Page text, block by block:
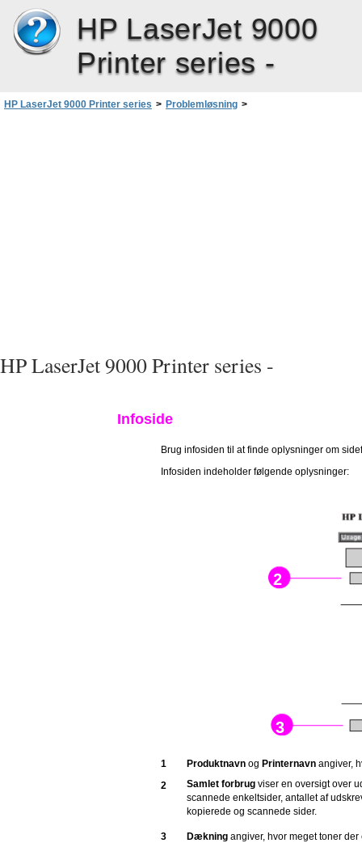
HP LaserJet 9000
Printer series -
HP LaserJet 9000 Printer series > Problemløsning >
HP LaserJet 9000 Printer series -
Infoside
Brug infosiden til at finde oplysninger om
Infosiden indeholder følgende oplysninger:
1 Produktnavn og Printernavn angiver,
2
Samlet forbrug viser en oversigt over
scannede enkeltsider, antallet af
kopierede og scannede sider.
3 Dækning angiver, hvor meget toner
2
3